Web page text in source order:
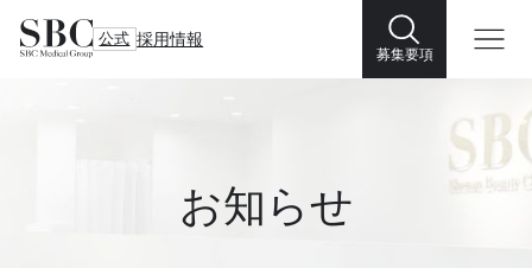
公式 採用情報
募集要項
お知らせ